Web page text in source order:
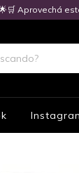
Aprovechá